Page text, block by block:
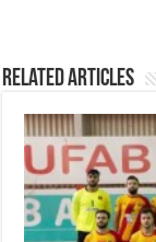
Related Articles